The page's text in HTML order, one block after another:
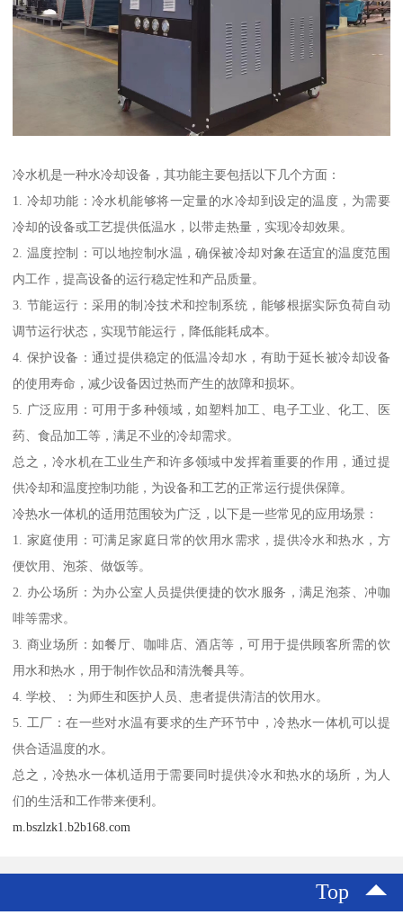
冷水机是一种水冷却设备，其功能主要包括以下几个方面：
1. 冷却功能：冷水机能够将一定量的水冷却到设定的温度，为需要
冷却的设备或工艺提供低温水，以带走热量，实现冷却效果。
2. 温度控制：可以地控制水温，确保被冷却对象在适宜的温度范围
内工作，提高设备的运行稳定性和产品质量。
3. 节能运行：采用的制冷技术和控制系统，能够根据实际负荷自动
调节运行状态，实现节能运行，降低能耗成本。
4. 保护设备：通过提供稳定的低温冷却水，有助于延长被冷却设备
的使用寿命，减少设备因过热而产生的故障和损坏。
5. 广泛应用：可用于多种领域，如塑料加工、电子工业、化工、医
药、食品加工等，满足不业的冷却需求。
总之，冷水机在工业生产和许多领域中发挥着重要的作用，通过提
供冷却和温度控制功能，为设备和工艺的正常运行提供保障。
冷热水一体机的适用范围较为广泛，以下是一些常见的应用场景：
1. 家庭使用：可满足家庭日常的饮用水需求，提供冷水和热水，方
便饮用、泡茶、做饭等。
2. 办公场所：为办公室人员提供便捷的饮水服务，满足泡茶、冲咖
啡等需求。
3. 商业场所：如餐厅、咖啡店、酒店等，可用于提供顾客所需的饮
用水和热水，用于制作饮品和清洗餐具等。
4. 学校、：为师生和医护人员、患者提供清洁的饮用水。
5. 工厂：在一些对水温有要求的生产环节中，冷热水一体机可以提
供合适温度的水。
总之，冷热水一体机适用于需要同时提供冷水和热水的场所，为人
们的生活和工作带来便利。
m.bszlzk1.b2b168.com
Top